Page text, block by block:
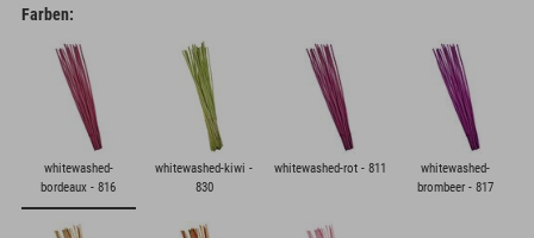
Farben:
whitewashed-
bordeaux - 816
whitewashed-kiwi -
830
whitewashed-rot - 811
whitewashed-
brombeer - 817